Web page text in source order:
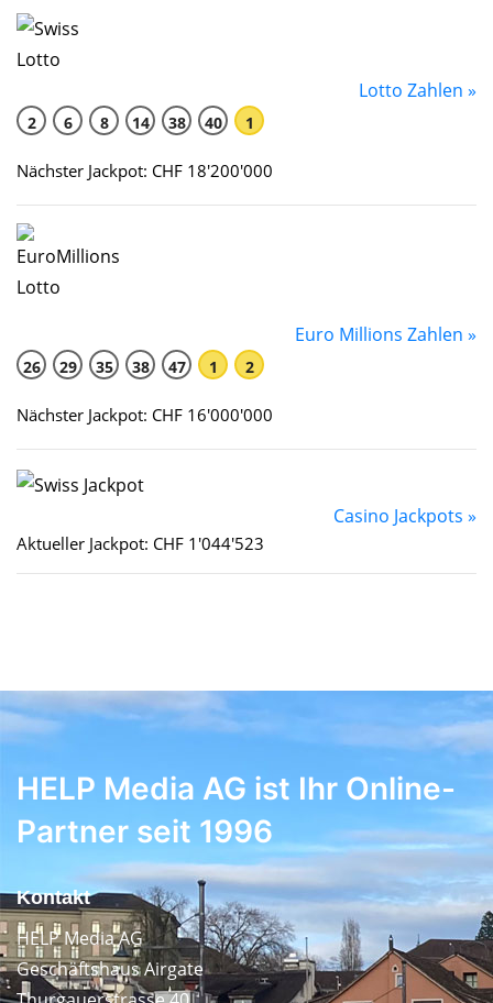
Lotto Zahlen »
2 6 8 14 38 40 1
Nächster Jackpot: CHF 18'200'000
Euro Millions Zahlen »
26 29 35 38 47 1 2
Nächster Jackpot: CHF 16'000'000
Casino Jackpots »
Aktueller Jackpot: CHF 1'044'523
HELP Media AG ist Ihr Online-
Partner seit 1996
Kontakt
HELP Media AG
Geschäftshaus Airgate